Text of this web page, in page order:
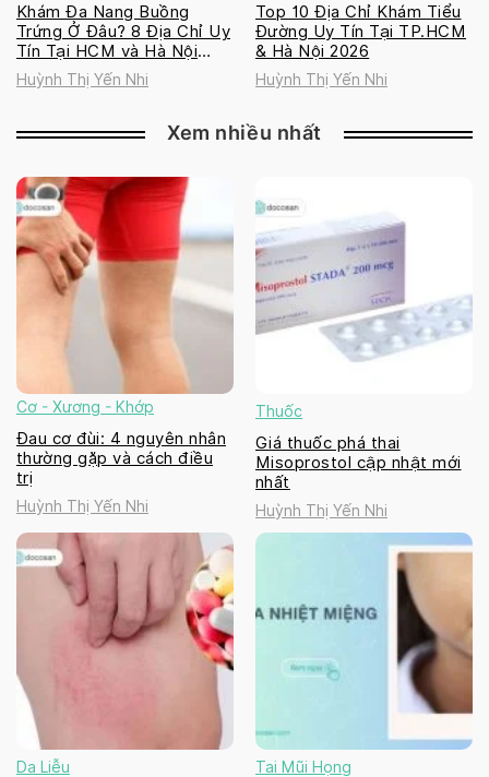
Khám Đa Nang Buồng
Trứng Ở Đâu? 8 Địa Chỉ Uy
Tín Tại HCM và Hà Nội
2026
Huỳnh Thị Yến Nhi
Top 10 Địa Chỉ Khám Tiểu
Đường Uy Tín Tại TP.HCM
& Hà Nội 2026
Huỳnh Thị Yến Nhi
Xem nhiều nhất
Cơ - Xương - Khớp
Đau cơ đùi: 4 nguyên nhân
thường gặp và cách điều
trị
Huỳnh Thị Yến Nhi
Thuốc
Giá thuốc phá thai
Misoprostol cập nhật mới
nhất
Huỳnh Thị Yến Nhi
Da Liễu Tai Mũi Họng